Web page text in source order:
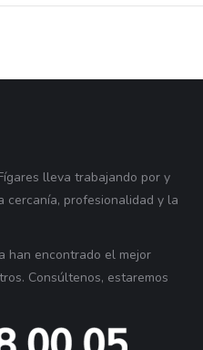
lleva trabajando por y
cercanía, profesionalidad y la
han encontrado el mejor
Consúltenos, estaremos